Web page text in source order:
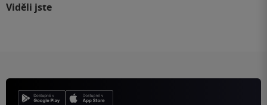
Viděli jste